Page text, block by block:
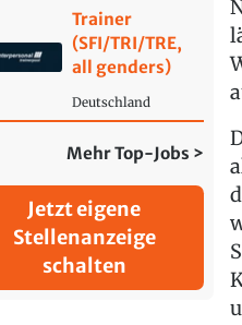
Trainer
(SFI/TRI/TRE,
all genders)
Deutschland
Mehr Top-Jobs >
Jetzt eigene
Stellenanzeige
schalten